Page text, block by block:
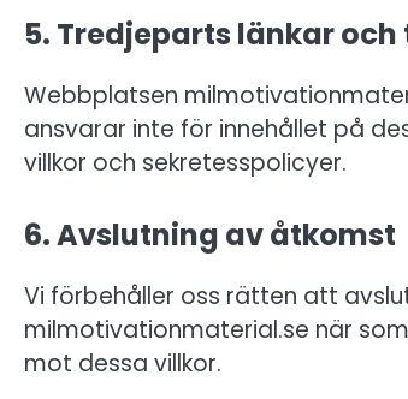
5. Tredjeparts länkar
Webbplatsen
ansvarar inte för innehållet på
villkor och sekretesspolicyer.
6. Avslutning av åtkomst
Vi förbehåller oss rätten att
milmotivationmaterial.se när
mot dessa villkor.